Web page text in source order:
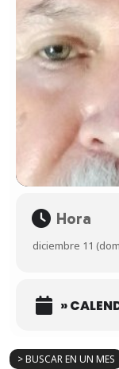
> BUSCAR EN UN MES
Hora
diciembre 11
»